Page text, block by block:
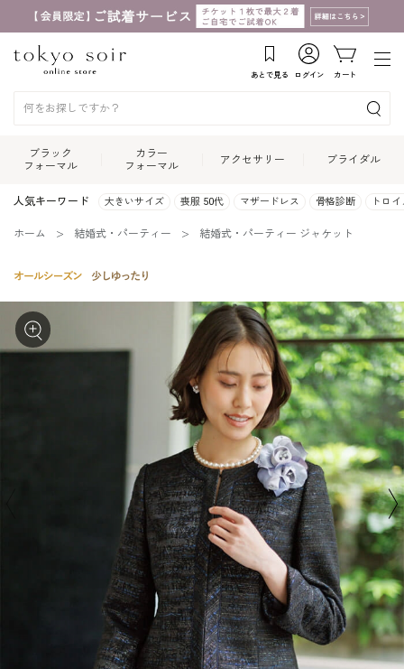
あとで見る ログイン カート
ブラック
フォーマル
カラー
フォーマル
アクセサリー ブライダル
人気キーワード 大きいサイズ 喪服 50代 マザードレス 骨格診断 トロ
ホーム 結婚式・パーティー 結婚式・パーティー ジャケット